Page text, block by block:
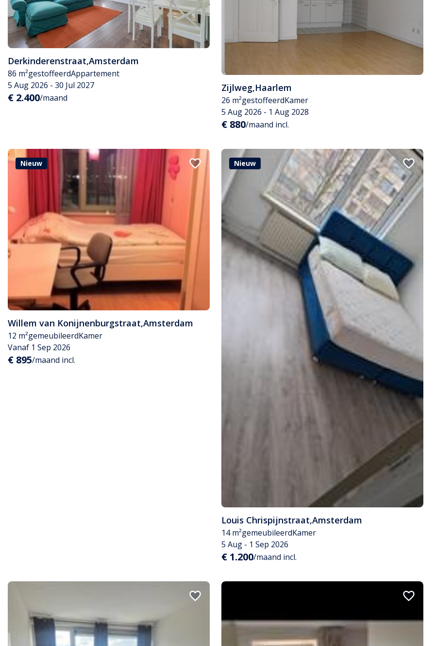
Derkinderenstraat,Amsterdam
86 m²gestoffeerdAppartement
5 Aug 2026 - 30 Jul 2027
€ 2.400/maand
Zijlweg,Haarlem
26 m²gestoffeerdKamer
5 Aug 2026 - 1 Aug 2028
€ 880/maand incl.
Nieuw
Willem van Konijnenburgstraat,Amsterdam
12 m²gemeubileerdKamer
Vanaf 1 Sep 2026
€ 895/maand incl.
Nieuw
Louis Chrispijnstraat,Amsterdam
14 m²gemeubileerdKamer
5 Aug - 1 Sep 2026
€ 1.200/maand incl.